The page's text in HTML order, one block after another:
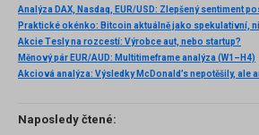
Akcie Tesly na rozcestí: Výrobce aut, nebo startup?
Měnový pár EUR/AUD: Multitimeframe analýza (W1–H4)
Naposledy čtené: